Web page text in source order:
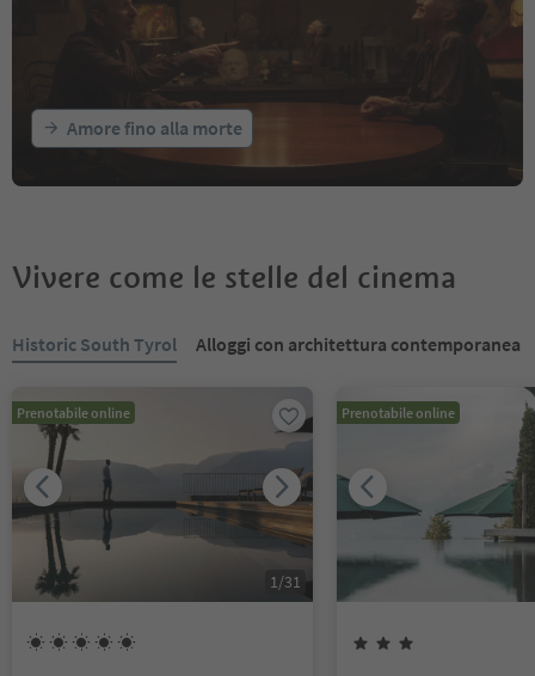
Amore fino alla morte
Vivere come le stelle del cinema
Historic South Tyrol Alloggi con architettura contemporanea
Prenotabile online
1 /31
Prenotabile online